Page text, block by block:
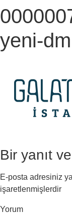
yeni-
Bir yanıt
E-posta adresiniz
işaretlenmişlerdir
Yorum